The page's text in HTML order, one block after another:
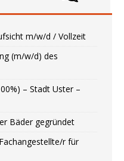
m/w/d / Vollzeit
(m/w/d) des
– Stadt Uster –
Bäder gegründet
r für